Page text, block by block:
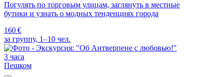
Погулять по торговым улицам, заглянуть в местные
бутики и узнать о модных тенденциях города
160 €
за группу, 1–10 чел.
3 часа
Пешком